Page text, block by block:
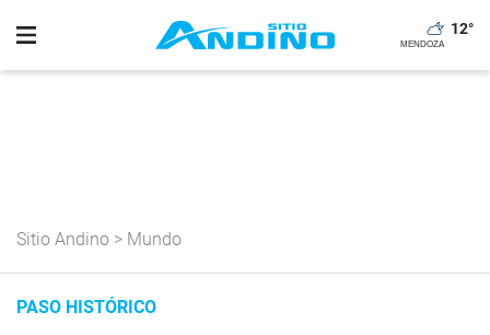
12°
Sitio Andino > Mundo
PASO HISTÓRICO